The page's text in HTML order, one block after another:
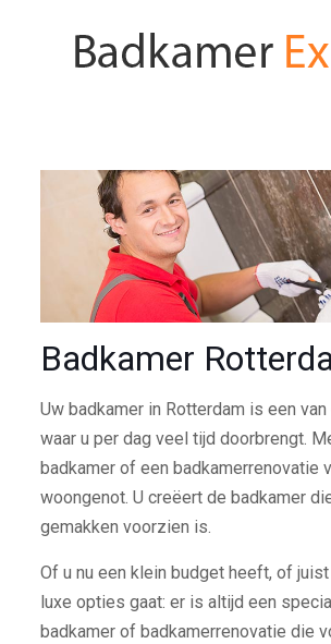
Badkamer
Uw badkamer in Rotterdam is een
waar u per dag veel tijd doorbrengt.
badkamer of een badkamerrenovatie
woongenot. U creëert de badkamer
gemakken voorzien is.
Of u nu een klein budget heeft, of
luxe opties gaat: er is altijd een
badkamer of badkamerrenovatie die